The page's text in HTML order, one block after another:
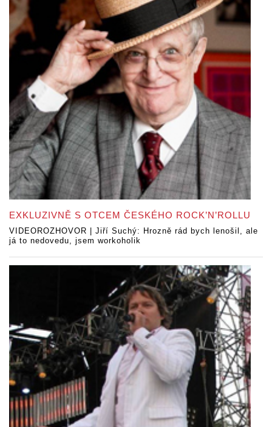
EXKLUZIVNĚ S OTCEM ČESKÉHO ROCK’N’ROLLU
VIDEOROZHOVOR | Jiří Suchý: Hrozně rád bych lenošil, ale
já to nedovedu, jsem workoholik